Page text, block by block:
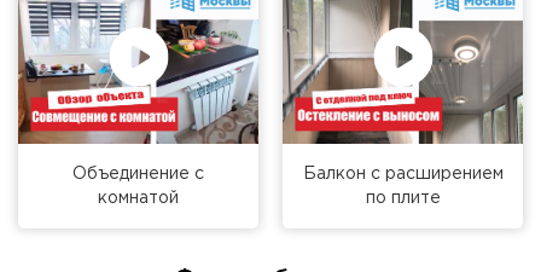
Объединение с
комнатой
Балкон с расширением
по плите